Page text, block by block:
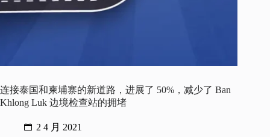
连接泰国和柬埔寨的新道路，进展了 50%，减少了 Ban
Khlong Luk 边境检查站的拥堵
2 4 月 2021